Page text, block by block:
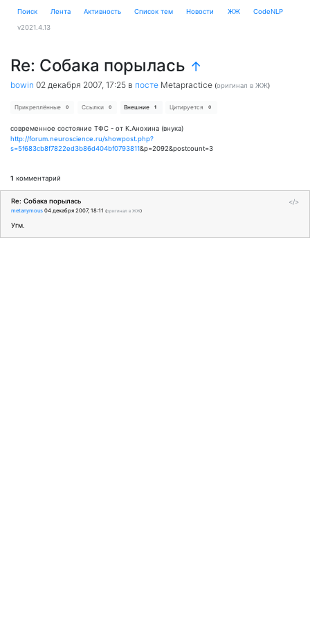
Поиск Лента Активность Cписок тем Новости ЖЖ CodeNLP
v2021.4.13
Re: Собака порылась ↑
bowin 02 декабря 2007, 17:25 в посте Metapractice (оригинал в ЖЖ)
Прикреплённые 0 Ссылки 0 Внешние 1 Цитируется 0
современное состояние ТФС - от К.Анохина (внука)
http://forum.neuroscience.ru/showpost.php?
s=5f683cb8f7822ed3b86d404bf0793811&p=2092&postcount=3
1 комментарий
</>
Re: Собака порылась
metanymous 04 декабря 2007, 18:11 (оригинал в ЖЖ)
Угм.